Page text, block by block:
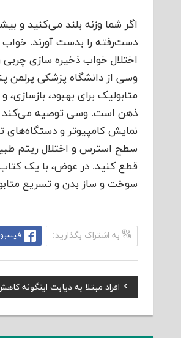
اگر شما وزنه بلند می‌کنید و
دست‌رفته را بدست آورند. خواب
اختلال خواب ذخیره سازی
وسی از دانشگاه پزشکی پرلمن
متابولیک برای بهبود،
ذهن‌ است. وسی توصیه می‌کند
نمایش کامپیوتر و
سطح استرس و اختلال ریتم
قطع کنید. در عوض، با یک
سوخت و ساز بدن و تسریع
به اشتراک بگذارید:
راهبری
نوشته
Previous
Post:
افراد مبتلا به دیابت اینگونه